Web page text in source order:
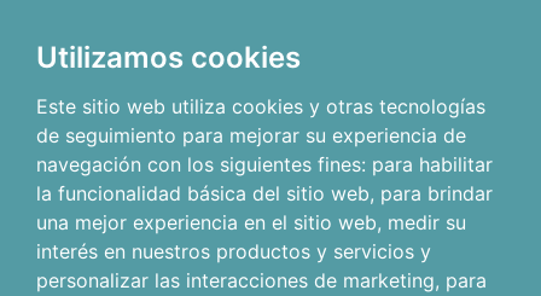
Utilizamos cookies
Este sitio web utiliza cookies y otras tecnologías
de seguimiento para mejorar su experiencia de
navegación con los siguientes fines: para habilitar
la funcionalidad básica del sitio web, para brindar
una mejor experiencia en el sitio web, medir su
interés en nuestros productos y servicios y
personalizar las interacciones de marketing, para